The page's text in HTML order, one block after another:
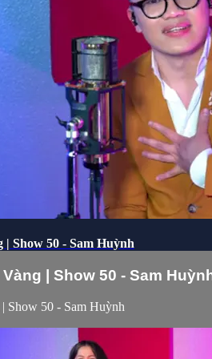
| Show 50 - Sam Huỳnh
| Show 50 - Sam
Show 50 - Sam Huỳnh